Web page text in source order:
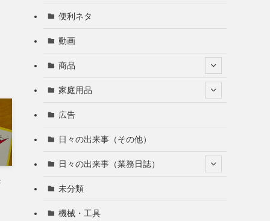
便利ネタ
動画
商品
家庭用品
広告
日々の出来事（その他）
日々の出来事（業務日誌）
未分類
機械・工具